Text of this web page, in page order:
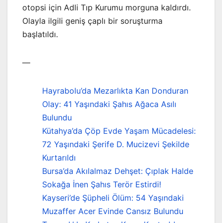
otopsi için Adli Tıp Kurumu morguna kaldırdı.
Olayla ilgili geniş çaplı bir soruşturma
başlatıldı.
—
Hayrabolu’da Mezarlıkta Kan Donduran
Olay: 41 Yaşındaki Şahıs Ağaca Asılı
Bulundu
Kütahya’da Çöp Evde Yaşam Mücadelesi:
72 Yaşındaki Şerife D. Mucizevi Şekilde
Kurtarıldı
Bursa’da Akılalmaz Dehşet: Çıplak Halde
Sokağa İnen Şahıs Terör Estirdi!
Kayseri’de Şüpheli Ölüm: 54 Yaşındaki
Muzaffer Acer Evinde Cansız Bulundu